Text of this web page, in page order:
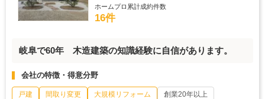
ホームプロ累計成約件数
16件
岐阜で60年 木造建築の知識経験に自信があります。
会社の特徴・得意分野
戸建 間取り変更 大規模リフォーム
創業20年以上